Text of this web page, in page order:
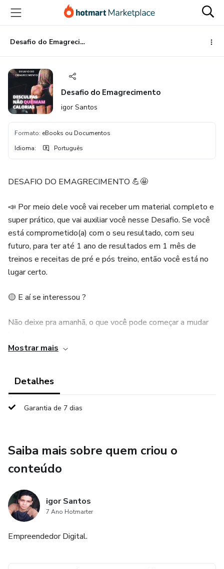
para
conteúdo
principal
para
pagamento
para
rodapé
Desafio do Emagrecimento
Desafio do Emagrecimento
igor Santos
Formato: eBooks ou Documentos
Idioma: Português
DESAFIO DO EMAGRECIMENTO 💪🤩
📣 Por meio dele você vai receber um material completo e
super prático, que vai auxiliar você nesse Desafio. Se você
está comprometido(a) com o seu resultado, com seu
futuro, para ter até 1 ano de resultados em 1 mês de
treinos e receitas de pré e pós treino, então você está no
lugar certo.
🟡 E aí se interessou ?
Não deixe pra amanhã, o que você pode começar a mudar
Mostrar mais
Detalhes
Garantia de 7 dias
Saiba mais sobre quem criou o
conteúdo
igor Santos
7 Ano Hotmarter
Empreendedor Digital.